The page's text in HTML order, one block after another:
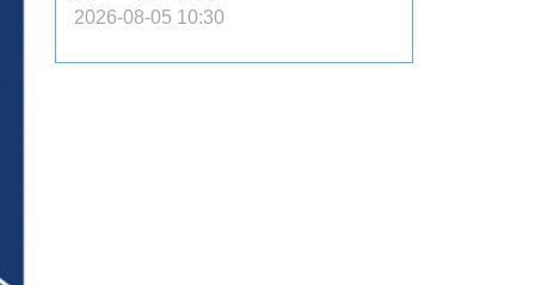
2026-08-05 10:30